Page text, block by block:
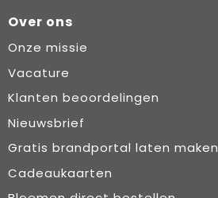
Over ons
Onze missie
Vacature
Klanten beoordelingen
Nieuwsbrief
Gratis brandportal laten maken
Cadeaukaarten